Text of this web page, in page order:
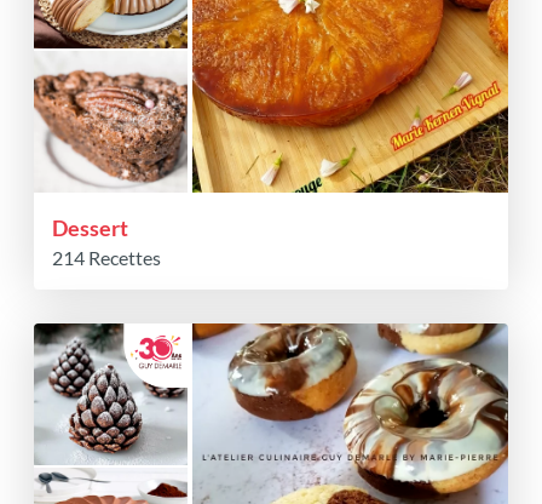
Dessert
214 Recettes